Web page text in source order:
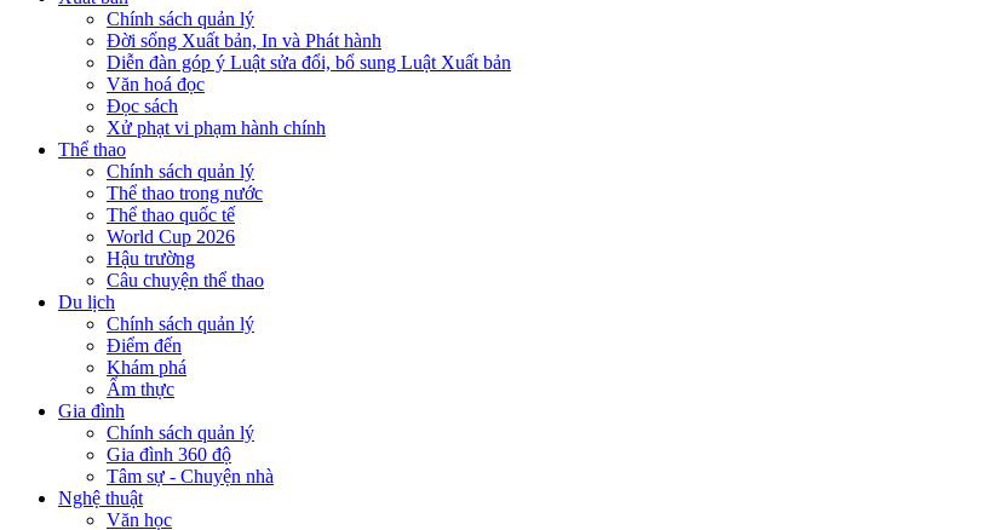
Chính sách quản lý
Đời sống Xuất bản, In và Phát hành
Diễn đàn góp ý Luật sửa đổi, bổ sung Luật Xuất bản
Văn hoá đọc
Đọc sách
Xử phạt vi phạm hành chính
Thể thao
Chính sách quản lý
Thể thao trong nước
Thể thao quốc tế
World Cup 2026
Hậu trường
Câu chuyện thể thao
Du lịch
Chính sách quản lý
Điểm đến
Khám phá
Ẩm thực
Gia đình
Chính sách quản lý
Gia đình 360 độ
Tâm sự - Chuyện nhà
Nghệ thuật
Văn học